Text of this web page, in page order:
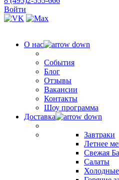
Войти
О нас
События
Блог
Отзывы
Вакансии
Контакты
Шоу программа
Доставка
Завтраки
Летнее
Свежая
Салаты
Холодные